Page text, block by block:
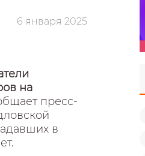
6 января 2025
на
пресс-
в